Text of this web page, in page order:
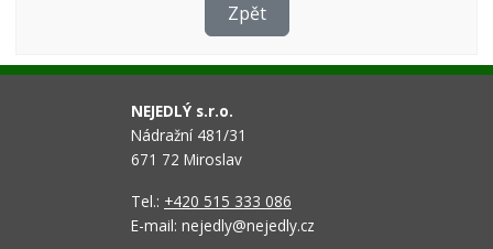
Zpět
NEJEDLÝ s.r.o.
Nádražní 481/31
671 72 Miroslav
Tel.: +420 515 333 086
E-mail: nejedly@nejedly.cz